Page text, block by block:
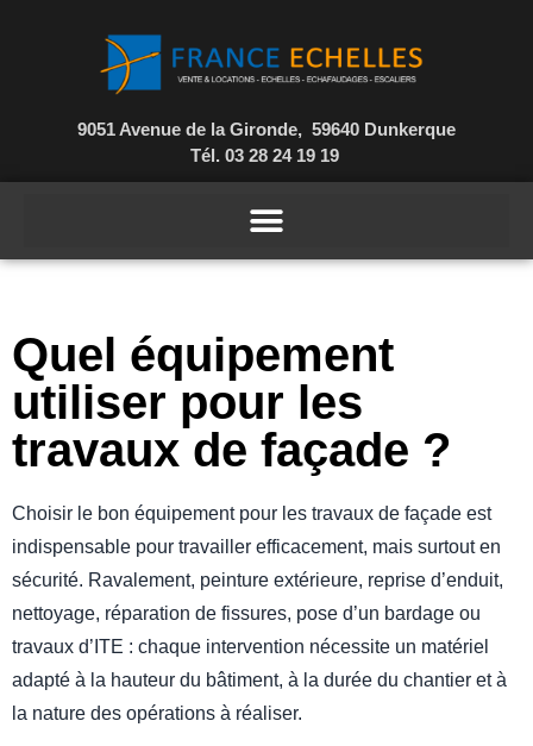
9051 Avenue de la Gironde, 59640 Dunkerque
Tél. 03 28 24 19 19
Quel équipement
utiliser pour les
travaux de façade ?
Choisir le bon équipement pour les travaux de façade est
indispensable pour travailler efficacement, mais surtout en
sécurité. Ravalement, peinture extérieure, reprise d’enduit,
nettoyage, réparation de fissures, pose d’un bardage ou
travaux d’ITE : chaque intervention nécessite un matériel
adapté à la hauteur du bâtiment, à la durée du chantier et à
la nature des opérations à réaliser.